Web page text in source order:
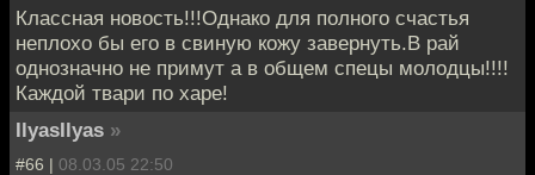
Классная новость!!!Однако для полного счастья
неплохо бы его в свиную кожу завернуть.В рай
однозначно не примут а в общем спецы молодцы!!!!
Каждой твари по харе!
IlyasIlyas »
#66 | 08.03.05 22:50